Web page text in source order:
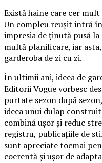
Există haine care cer
Un compleu reușit intră
impresia de ținută pusă
multă planificare, iar
garderoba de zi cu zi.
În ultimii ani, ideea de
Editorii Vogue vorbesc
purtate sezon după
ideea unui dulap
combină ușor și reduc
registru, publicațiile de
sunt apreciate tocmai
coerentă și ușor de